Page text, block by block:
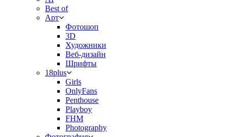
Best of
Арт
Фотошоп
3D
Художники
Веб-дизайн
Шрифты
18plus
Girls
OnlyFans
Penthouse
Playboy
FHM
Photography